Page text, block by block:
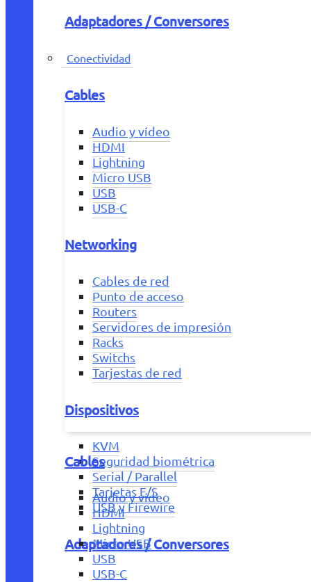
Adaptadores / Conversores
Conectividad
Cables
Audio y vídeo
HDMI
Lightning
Micro USB
USB
USB-C
Networking
Cables de red
Punto de acceso
Routers
Servidores de impresión
Racks
Switchs
Tarjestas de red
Dispositivos
KVM
Seguridad biométrica
Serial / Parallel
Tarjetas E/S
USB y Firewire
Adaptadores / Conversores
Cables
Audio y vídeo
HDMI
Lightning
Micro USB
USB
USB-C